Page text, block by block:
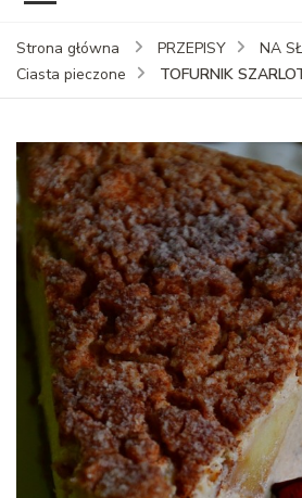
Strona główna PRZEPISY
NA
Ciasta pieczone
TOFURNIK